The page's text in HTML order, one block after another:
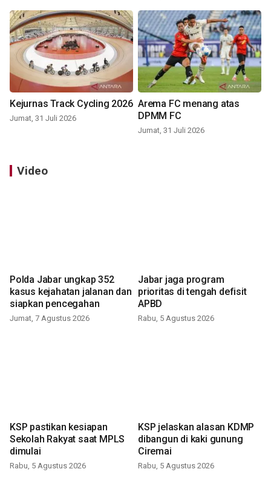
Kejurnas Track Cycling 2026
Jumat, 31 Juli 2026
Arema FC menang atas
DPMM FC
Jumat, 31 Juli 2026
Video
Polda Jabar ungkap 352
kasus kejahatan jalanan dan
siapkan pencegahan
Jumat, 7 Agustus 2026
Jabar jaga program
prioritas di tengah defisit
APBD
Rabu, 5 Agustus 2026
KSP pastikan kesiapan
Sekolah Rakyat saat MPLS
dimulai
Rabu, 5 Agustus 2026
KSP jelaskan alasan KDMP
dibangun di kaki gunung
Ciremai
Rabu, 5 Agustus 2026